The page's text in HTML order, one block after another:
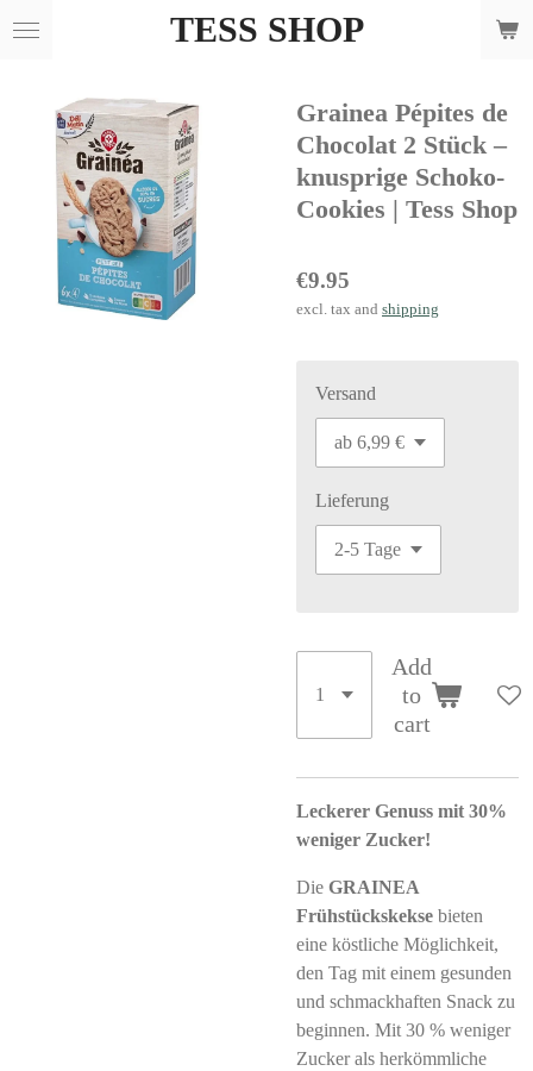
Skip
content
TESS SHOP
Grainea Pépites de
Chocolat 2 Stück –
knusprige Schoko-
Cookies | Tess Shop
€9.95
excl. tax and shipping
Versand
Lieferung
Add
to
cart
Leckerer Genuss mit 30%
weniger Zucker!
Die GRAINEA
Frühstückskekse bieten
eine köstliche Möglichkeit,
den Tag mit einem gesunden
und schmackhaften Snack zu
beginnen. Mit 30 % weniger
Zucker als herkömmliche